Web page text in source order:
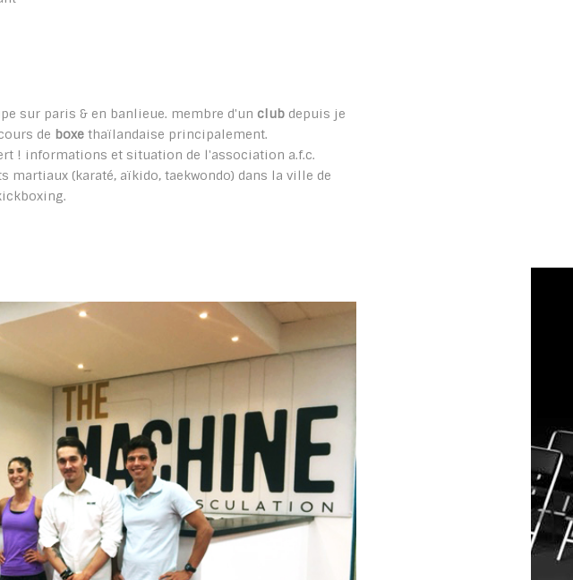
sur paris & en banlieue. membre d'un club depuis je
de boxe thaïlandaise principalement.
! informations et situation de l'association a.f.c.
martiaux (karaté, aïkido, taekwondo) dans la ville de